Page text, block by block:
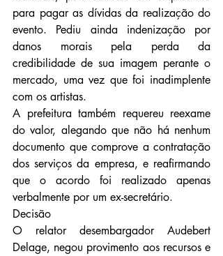
para pagar as dívidas da realização do
evento. Pediu ainda indenização por
danos morais pela perda da
credibilidade de sua imagem perante o
mercado, uma vez que foi inadimplente
com os artistas.
A prefeitura também requereu reexame
do valor, alegando que não há nenhum
documento que comprove a contratação
dos serviços da empresa, e reafirmando
que o acordo foi realizado apenas
verbalmente por um ex-secretário.
Decisão
O relator desembargador Audebert
Delage, negou provimento aos recursos e